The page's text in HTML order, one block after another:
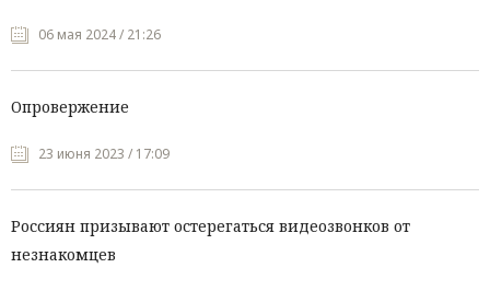
06 мая 2024 / 21:26
Опровержение
23 июня 2023 / 17:09
Россиян призывают остерегаться видеозвонков от
незнакомцев